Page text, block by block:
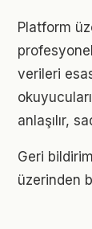
Platform
verileri
anlaşılır,
Geri
üzerinden